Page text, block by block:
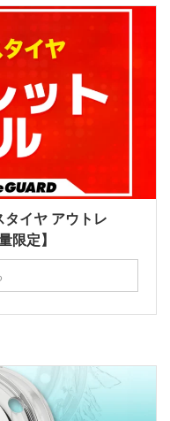
イヤ アウトレ
限定】